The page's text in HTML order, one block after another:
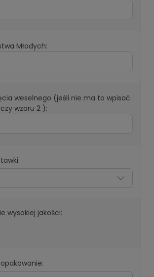
Młodych:
weselnego (jeśli nie ma to wpisać
wzoru 2 ):
wysokiej jakości: